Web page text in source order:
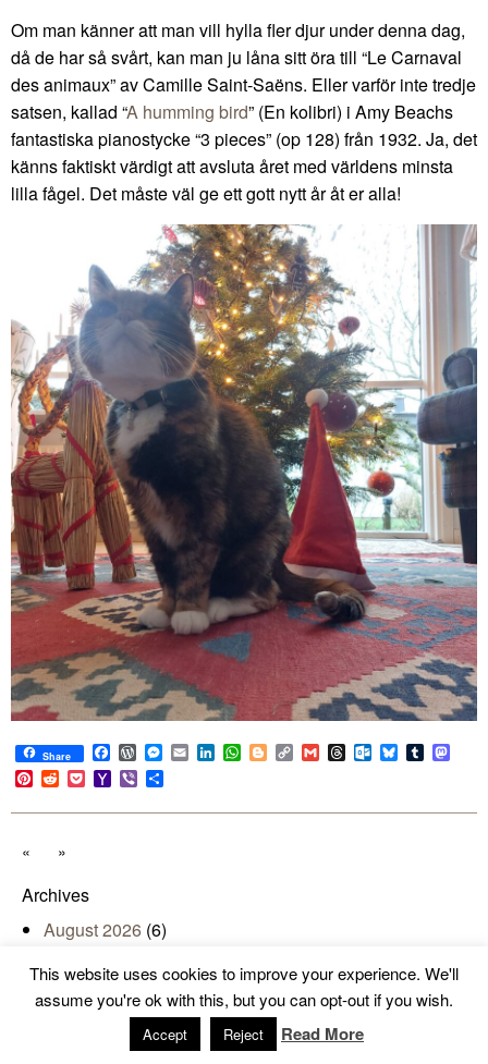
Om man känner att man vill hylla fler djur under denna dag,
då de har så svårt, kan man ju låna sitt öra till “Le Carnaval
des animaux” av Camille Saint-Saëns. Eller varför inte tredje
satsen, kallad “A humming bird” (En kolibri) i Amy Beachs
fantastiska pianostycke “3 pieces” (op 128) från 1932. Ja, det
känns faktiskt värdigt att avsluta året med världens minsta
lilla fågel. Det måste väl ge ett gott nytt år åt er alla!
Share Facebook
WordPress
Messenger
EmailLinkedIn
WhatsApp
BloggerCopy
Link
GmailThreadsOutlook.com
BlueskyTumblr
Pinterest
RedditPocketYahoo
Mail
Viber
« »
Archives
August 2026 (6)
June 2026(30)
May 2026(31)
(30)
This website uses cookies to improve your experience. We'll
assume you're ok with this, but you can opt-out if you wish.
Accept Reject Read More